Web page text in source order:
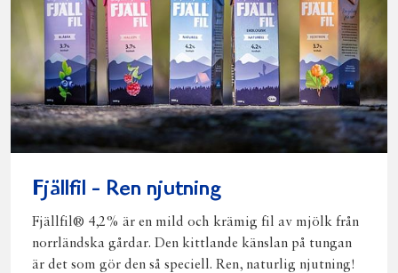
Fjällfil - Ren njutning
Fjällfil® 4,2% är en mild och krämig fil av mjölk från
norrländska gårdar. Den kittlande känslan på tungan
är det som gör den så speciell. Ren, naturlig njutning!